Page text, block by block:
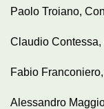
Paolo Troiano,
Claudio
Fabio
Alessandro